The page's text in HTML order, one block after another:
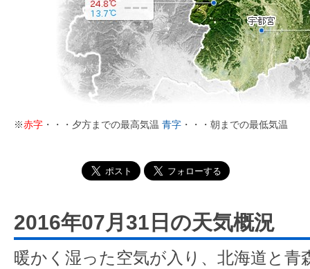
※赤字 ・・・夕方までの最高気温 青字 ・・・朝までの最低気温
2016年07月31日の天気概況
暖かく湿った空気が入り、北海道と青